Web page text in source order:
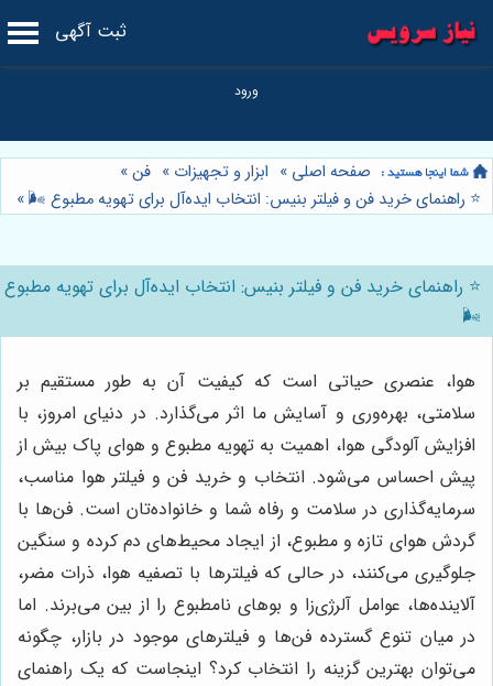
ثبت آگهی
صفحه اصلی » ابزار و تجهیزات » فن»
⭐️ راهنمای خرید فن و فیلتر بنیس: انتخاب ایده‌آل برای تهویه مطبوع 🌬️»
⭐️ راهنمای خرید فن و فیلتر بنیس: انتخاب ایده‌آل برای تهویه مطبوع
🌬️
هوا، عنصری حیاتی است که کیفیت آن به طور مستقیم بر
سلامتی، بهره‌وری و آسایش ما اثر می‌گذارد. در دنیای امروز، با
افزایش آلودگی هوا، اهمیت به تهویه مطبوع و هوای پاک بیش از
پیش احساس می‌شود. انتخاب و خرید فن و فیلتر هوا مناسب،
سرمایه‌گذاری در سلامت و رفاه شما و خانواده‌تان است. فن‌ها با
گردش هوای تازه و مطبوع، از ایجاد محیط‌های دم کرده و سنگین
جلوگیری می‌کنند، در حالی که فیلترها با تصفیه هوا، ذرات مضر،
آلاینده‌ها، عوامل آلرژی‌زا و بوهای نامطبوع را از بین می‌برند. اما
در میان تنوع گسترده فن‌ها و فیلترهای موجود در بازار، چگونه
می‌توان بهترین گزینه را انتخاب کرد؟ اینجاست که یک راهنمای